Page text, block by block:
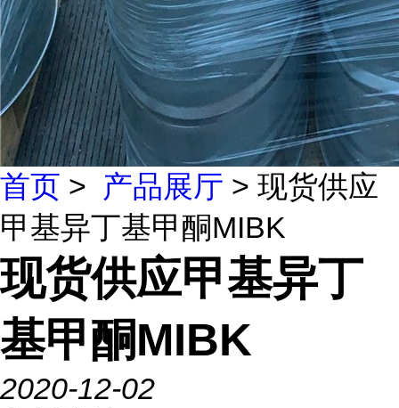
首页 > 产品展厅 > 现货供应
甲基异丁基甲酮MIBK
现货供应甲基异丁
基甲酮MIBK
2020-12-02